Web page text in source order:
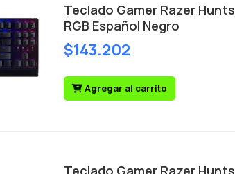
Teclado Gamer Razer
RGB Español Negro
$143.202
Agregar al carrito
Teclado Gamer Razer